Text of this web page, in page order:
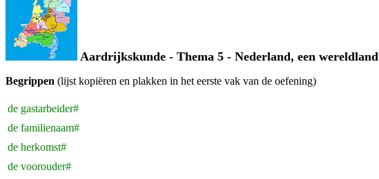
Aardrijkskunde - Thema 5 - Nederland, een wereldland
Begrippen (lijst kopiëren en plakken in het eerste vak van de oefening)
de gastarbeider#
de familienaam#
de herkomst#
de voorouder#